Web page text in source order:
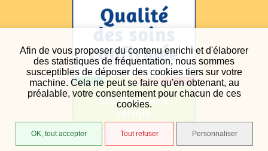
Afin de vous proposer du contenu enrichi et d'élaborer
des statistiques de fréquentation, nous sommes
susceptibles de déposer des cookies tiers sur votre
machine. Cela ne peut se faire qu'en obtenant, au
préalable, votre consentement pour chacun de ces
cookies.
OK, tout accepter Tout refuser Personnaliser